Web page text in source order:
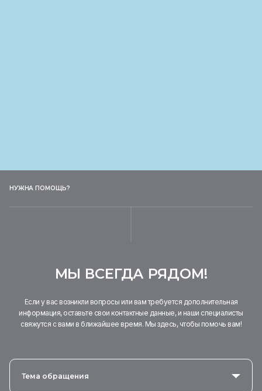
НУЖНА ПОМОЩЬ?
МЫ ВСЕГДА РЯДОМ!
Если у вас возникли вопросы или вам требуется дополнительная
информация, оставьте свои контактные данные, и наши специалисты
свяжутся с вами в ближайшее время. Мы здесь, чтобы помочь вам!
Тема обращения